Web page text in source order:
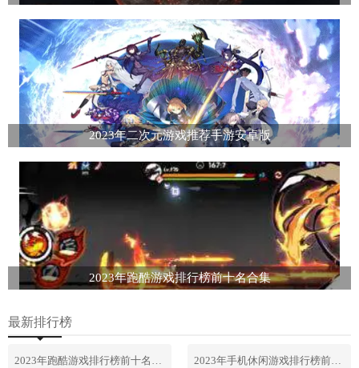
2023年二次元游戏推荐手游安卓版
2023年跑酷游戏排行榜前十名合集
最新排行榜
2023年跑酷游戏排行榜前十名合集 2023年手机休闲游戏排行榜前十名